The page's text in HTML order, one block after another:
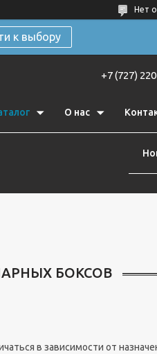
Нет
к выбору
+7 (727)
О нас
БОКСОВ
в зависимости от